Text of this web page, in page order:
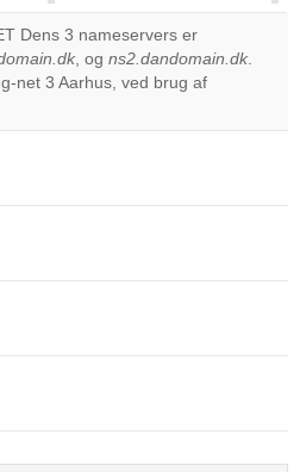
correctly.
Do you
own this
Dens 3 nameservers er
, og ns2.dandomain.dk.
net 3 Aarhus, ved brug af